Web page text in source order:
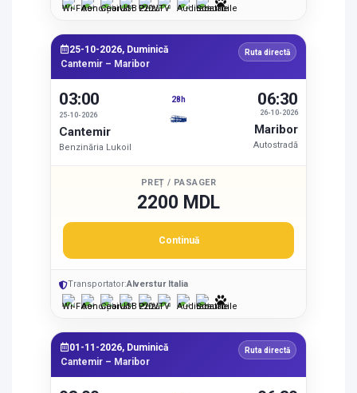
25-10-2026, Duminică
Cantemir – Maribor
Ruta directă
03:00
25-10-2026
Cantemir
Benzinăria Lukoil
28h
26-10-2026
06:30
Maribor
Autostradă
PREȚ / PASAGER
2200 MDL
Continuă
Transportator:Alverstur Italia
01-11-2026, Duminică
Cantemir – Maribor
Ruta directă